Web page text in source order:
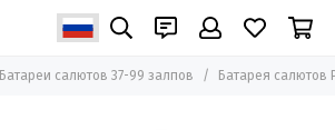
Батареи салютов 37-99 залпов Батарея салютов